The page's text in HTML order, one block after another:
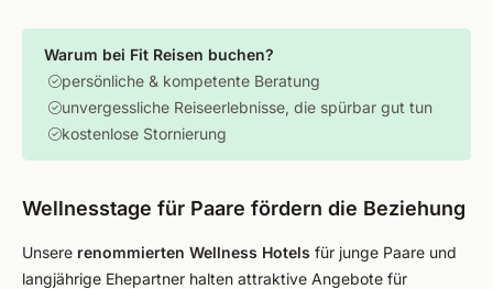
Warum bei Fit Reisen buchen?
persönliche & kompetente Beratung
unvergessliche Reiseerlebnisse, die spürbar gut tun
kostenlose Stornierung
Wellnesstage für Paare fördern die Beziehung
Unsere renommierten Wellness Hotels für junge Paare und
langjährige Ehepartner halten attraktive Angebote für